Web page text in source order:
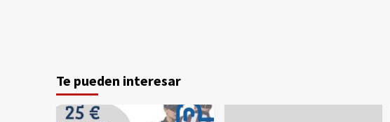
Te pueden interesar